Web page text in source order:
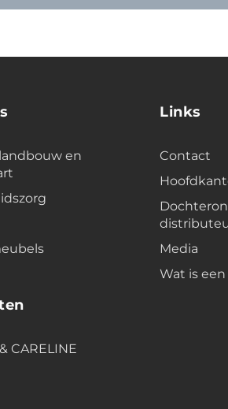
en
CARELINE
Links
Contact
Media
Wat is